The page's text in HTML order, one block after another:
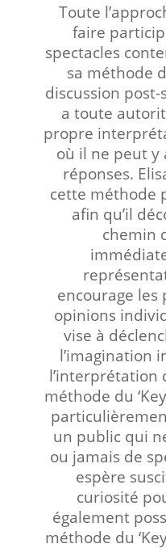
Toute
faire
spectacles
sa méthode
discussion
a toute
propre
où il ne peut y
réponses.
cette méthode
afin qu’il
chemin
encourage les
opinions
vise à
l’imagination
l’interprétation
méthode du
un public qui
ou jamais de
espère
curiosité
également
méthode du